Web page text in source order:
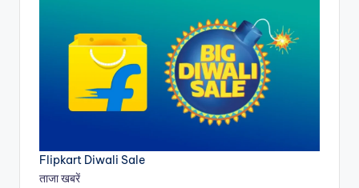
Flipkart Diwali Sale
Posted
ताजा खबरें